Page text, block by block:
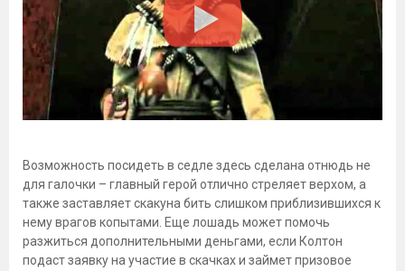
Возможность посидеть в седле здесь сделана отнюдь не
для галочки – главный герой отлично стреляет верхом, а
также заставляет скакуна бить слишком приблизившихся к
нему врагов копытами. Еще лошадь может помочь
разжиться дополнительными деньгами, если Колтон
подаст заявку на участие в скачках и займет призовое